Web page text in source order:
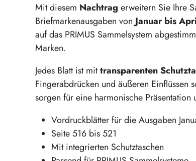
Mit diesem Nachtrag erweitern Sie Ihre
Briefmarkenausgaben von Januar bis
auf das PRIMUS Sammelsystem
Marken.
Jedes Blatt ist mittransparenten
Fingerabdrücken und äußeren Einflüssen
sorgen für eine harmonische
Vordruckblätter für die Ausgaben
Seite 516 bis 521
Mit integrierten Schutztaschen